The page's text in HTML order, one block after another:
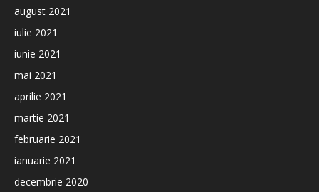
august 2021
iulie 2021
iunie 2021
mai 2021
aprilie 2021
martie 2021
februarie 2021
ianuarie 2021
decembrie 2020